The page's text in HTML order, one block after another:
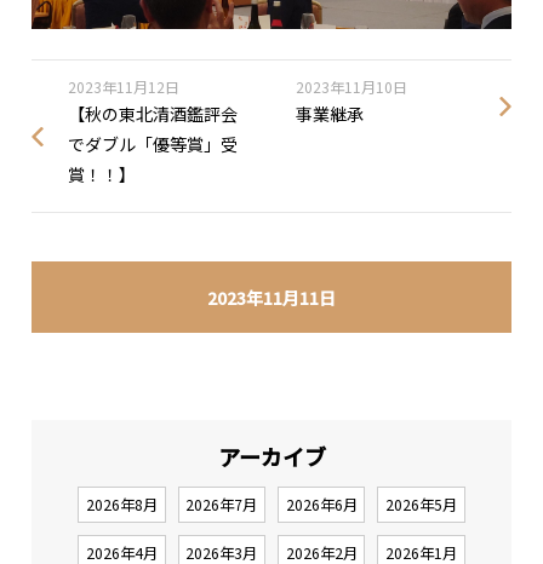
2023年11月11日
2023年11月12日
【秋の東北清酒鑑評会
でダブル「優等賞」受
賞！！】
2023年11月10日
事業継承
アーカイブ
2026年8月 2026年7月 2026年6月 2026年5月
2026年4月 2026年3月 2026年2月 2026年1月